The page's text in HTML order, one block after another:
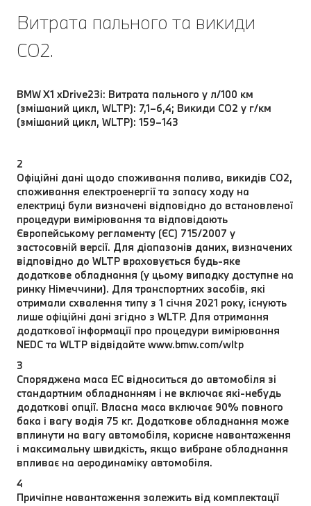
Витрата пального та викиди
CO2.
BMW X1 xDrive23i: Витрата пального у л/100 км
(змішаний цикл, WLTP): 7,1–6,4; Викиди CO2 у г/км
(змішаний цикл, WLTP): 159–143
2
Офіційні дані щодо споживання палива, викидів CO2,
споживання електроенергії та запасу ходу на
електриці були визначені відповідно до встановленої
процедури вимірювання та відповідають
Європейському регламенту (ЄС) 715/2007 у
застосовній версії. Для діапазонів даних, визначених
відповідно до WLTP враховується будь-яке
додаткове обладнання (у цьому випадку доступне на
ринку Німеччини). Для транспортних засобів, які
отримали схвалення типу з 1 січня 2021 року, існують
лише офіційні дані згідно з WLTP. Для отримання
додаткової інформації про процедури вимірювання
NEDC та WLTP відвідайте www.bmw.com/wltp
3
Споряджена маса EC відноситься до автомобіля зі
стандартним обладнанням і не включає які-небудь
додаткові опції. Власна маса включає 90% повного
бака і вагу водія 75 кг. Додаткове обладнання може
вплинути на вагу автомобіля, корисне навантаження
і максимальну швидкість, якщо вибране обладнання
впливає на аеродинаміку автомобіля.
4
Причіпне навантаження залежить від комплектації